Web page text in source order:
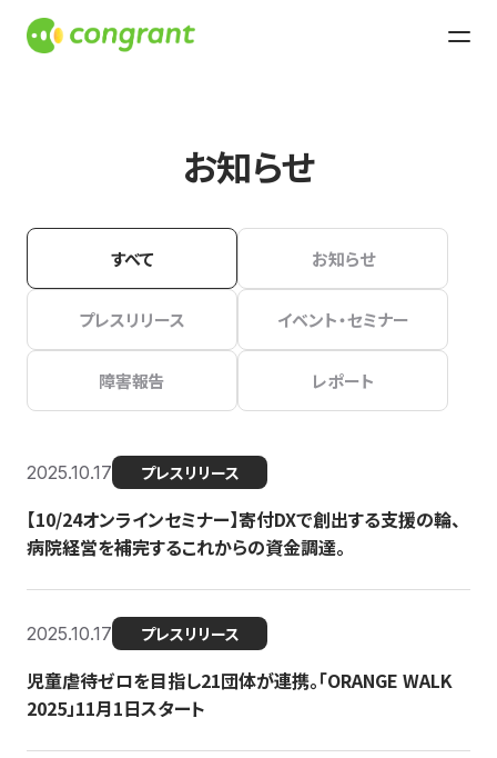
お知らせ
すべて お知らせ
プレスリリース イベント・セミナー
障害報告 レポート
2025.10.17 プレスリリース
【10/24オンラインセミナー】寄付DXで創出する支援の輪、
病院経営を補完するこれからの資金調達。
2025.10.17 プレスリリース
児童虐待ゼロを目指し21団体が連携。「ORANGE WALK
2025」11月1日スタート